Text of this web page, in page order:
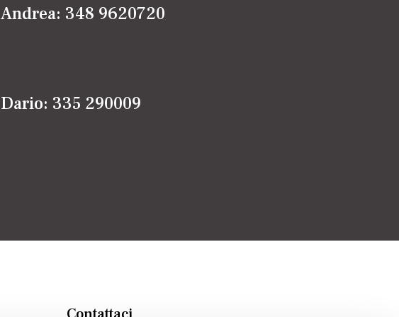
Andrea: 348 9620720
Dario: 335 290009